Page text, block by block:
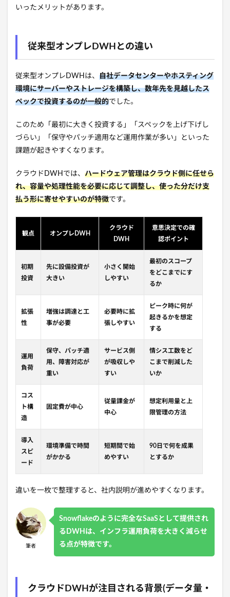
いったメリットがあります。
従来型オンプレDWHとの違い
従来型オンプレDWHは、 自社データセンターやホスティング
環境にサーバーやストレージを構築し、数年先を見越したス
ペックで投資するのが一般的でした。
このため「最初に大きく投資する」「スペックを上げ下げし
づらい」「保守やパッチ適用など運用作業が多い」といった
課題が起きやすくなります。
クラウドDWHでは、 ハードウェア管理はクラウド側に任せら
れ、容量や処理性能を必要に応じて調整し、使った分だけ支
払う形に寄せやすいのが特徴です。
観点 オンプレDWH
クラウド
DWH
意思決定での確
認ポイント
初期
投資
先に設備投資が
大きい
小さく開始
しやすい
最初のスコープ
をどこまでにす
るか
拡張
性
増強は調達と工
事が必要
必要時に拡
張しやすい
ピーク時に何が
起きるかを想定
する
運用
負荷
保守、パッチ適
用、障害対応が
重い
サービス側
が吸収しや
すい
情シス工数をど
こまで削減した
いか
コス
ト構
造
固定費が中心
従量課金が
中心
想定利用量と上
限管理の方法
導入
スピ
ード
環境準備で時間
がかかる
短期間で始
めやすい
90日で何を成果
とするか
違いを一枚で整理すると、社内説明が進めやすくなります。
筆者
Snowflakeのように完全なSaaSとして提供され
るDWHは、インフラ運用負荷を大きく減らせ
る点が特徴です。
クラウドDWHが注目される背景(データ量・